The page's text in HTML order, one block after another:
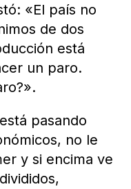
«El país no
de dos
está
un paro.
pasando
no le
y si encima ve